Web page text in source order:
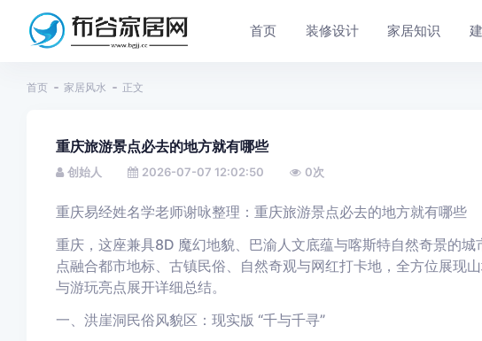
首页 装修设计 家居知识
首页 家居风水 正文
重庆旅游景点必去的地方就有哪些
创始人 2026-07-07 12:02:50 0次
重庆易经姓名学老师谢咏整理：重庆旅游景点必去的地方就有哪些
重庆，这座兼具8D 魔幻地貌、巴渝人文底蕴与喀斯特自然奇景的
点融合都市地标、古镇民俗、自然奇观与网红打卡地，全方位展现
与游玩亮点展开详细总结。
一、洪崖洞民俗风貌区：现实版 “千与千寻”